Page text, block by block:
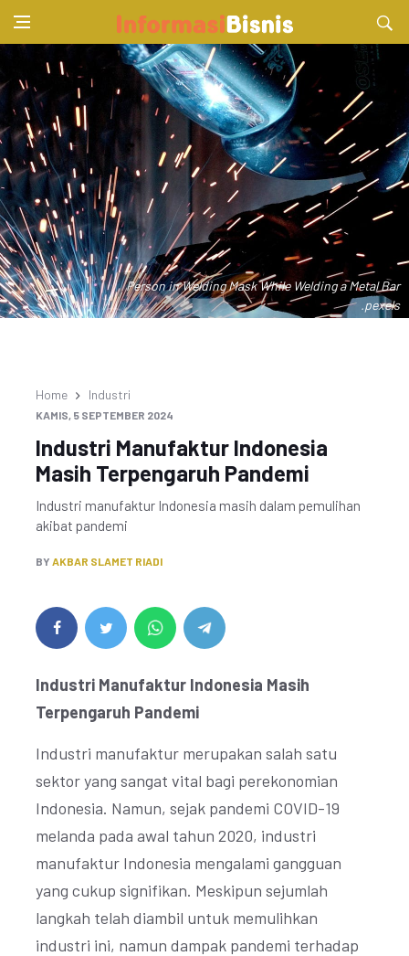
Person in Welding Mask While Welding a Metal Bar
.pexels
Home Industri
KAMIS, 5 SEPTEMBER 2024
Industri Manufaktur Indonesia
Masih Terpengaruh Pandemi
Industri manufaktur Indonesia masih dalam pemulihan
akibat pandemi
BY AKBAR SLAMET RIADI
Industri Manufaktur Indonesia Masih
Terpengaruh Pandemi
Industri manufaktur merupakan salah satu
sektor yang sangat vital bagi perekonomian
Indonesia. Namun, sejak pandemi COVID-19
melanda pada awal tahun 2020, industri
manufaktur Indonesia mengalami gangguan
yang cukup signifikan. Meskipun sejumlah
langkah telah diambil untuk memulihkan
industri ini, namun dampak pandemi terhadap